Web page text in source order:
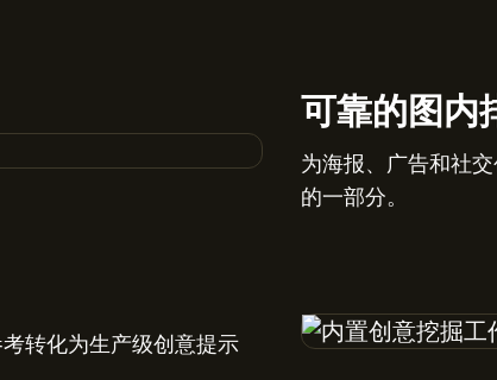
可靠的图内
为海报、广告和社
的一部分。
转化为生产级创意提示